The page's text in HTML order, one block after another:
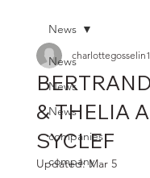
News
News
News
companies
company
News
& THELIA
SYCLEF
charlottegosselin1
Updated:Mar 5